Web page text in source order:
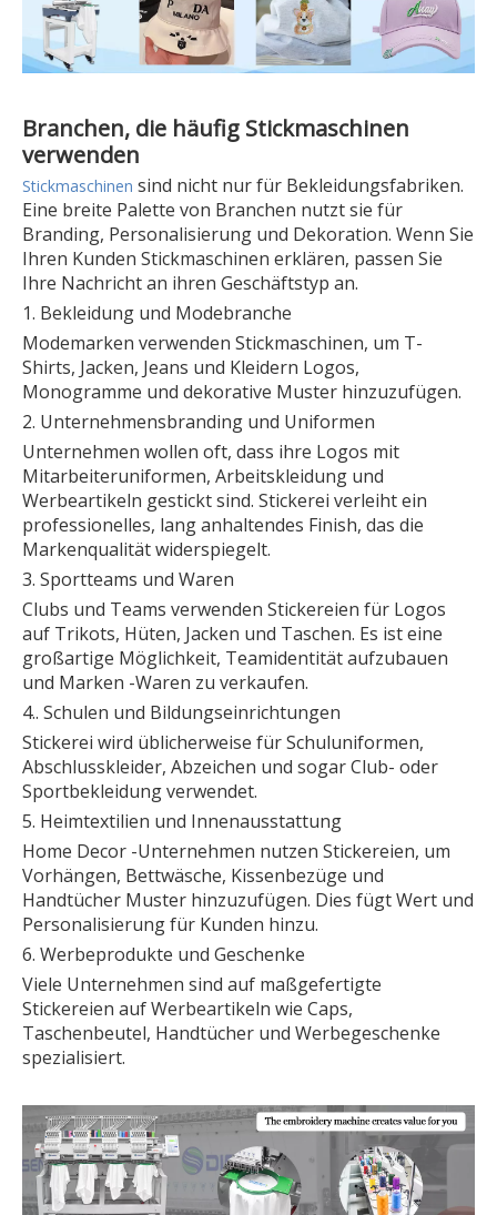
Branchen, die häufig Stickmaschinen
verwenden
Stickmaschinen sind nicht nur für Bekleidungsfabriken.
Eine breite Palette von Branchen nutzt sie für
Branding, Personalisierung und Dekoration. Wenn Sie
Ihren Kunden Stickmaschinen erklären, passen Sie
Ihre Nachricht an ihren Geschäftstyp an.
1. Bekleidung und Modebranche
Modemarken verwenden Stickmaschinen, um T-
Shirts, Jacken, Jeans und Kleidern Logos,
Monogramme und dekorative Muster hinzuzufügen.
2. Unternehmensbranding und Uniformen
Unternehmen wollen oft, dass ihre Logos mit
Mitarbeiteruniformen, Arbeitskleidung und
Werbeartikeln gestickt sind. Stickerei verleiht ein
professionelles, lang anhaltendes Finish, das die
Markenqualität widerspiegelt.
3. Sportteams und Waren
Clubs und Teams verwenden Stickereien für Logos
auf Trikots, Hüten, Jacken und Taschen. Es ist eine
großartige Möglichkeit, Teamidentität aufzubauen
und Marken -Waren zu verkaufen.
4.. Schulen und Bildungseinrichtungen
Stickerei wird üblicherweise für Schuluniformen,
Abschlusskleider, Abzeichen und sogar Club- oder
Sportbekleidung verwendet.
5. Heimtextilien und Innenausstattung
Home Decor -Unternehmen nutzen Stickereien, um
Vorhängen, Bettwäsche, Kissenbezüge und
Handtücher Muster hinzuzufügen. Dies fügt Wert und
Personalisierung für Kunden hinzu.
6. Werbeprodukte und Geschenke
Viele Unternehmen sind auf maßgefertigte
Stickereien auf Werbeartikeln wie Caps,
Taschenbeutel, Handtücher und Werbegeschenke
spezialisiert.